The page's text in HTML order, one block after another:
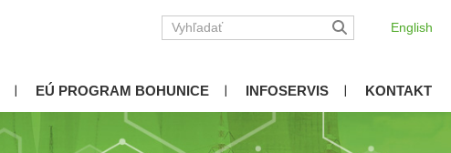
English
EÚ PROGRAM BOHUNICE INFOSERVIS KONTAKT